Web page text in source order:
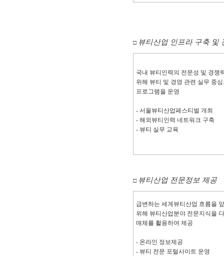
□ 뷰티산업 인프라 구축 및
국내 뷰티인력의 전문성 및 경쟁
위해 뷰티 및 경영 관련 실무 중
프로그램을 운영
- 서울뷰티산업페스티벌 개최
- 해외뷰티인력 네트워크 구축
- 뷰티 실무 교육
□ 뷰티산업 전문정보 제공
급변하는 세계뷰티산업 흐름을
위해 뷰티산업분야 전문지식을
매체를 활용하여 제공
- 온라인 정보제공
- 뷰티 전문 포털사이트 운영